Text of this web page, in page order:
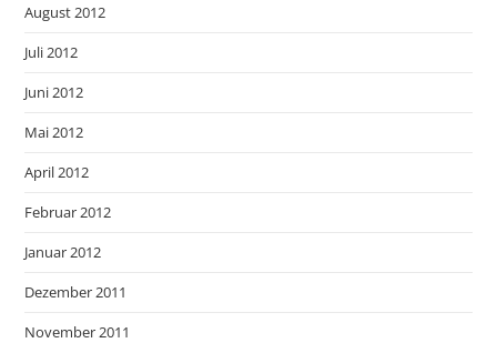
August 2012
Juli 2012
Juni 2012
Mai 2012
April 2012
Februar 2012
Januar 2012
Dezember 2011
November 2011